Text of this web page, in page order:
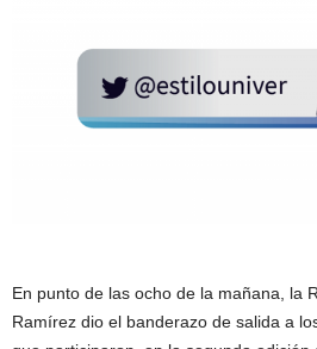
En punto de las ocho de la mañana, la
Ramírez dio el banderazo de salida a